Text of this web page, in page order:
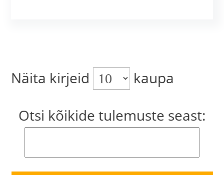
Näita kirjeid
kaupa
Otsi kõikide tulemuste seast: